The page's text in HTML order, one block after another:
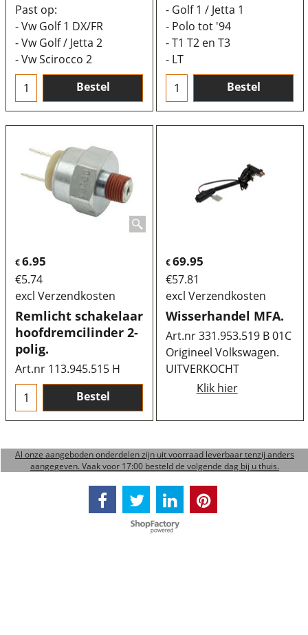
Past op:
- Vw Golf 1 DX/FR
- Vw Golf / Jetta 2
- Vw Scirocco 2
Bestel
- Golf 1 / Jetta 1
- Polo tot '94
- T1 T2 en T3
- LT
Bestel
€6.95
€5.74
excl Verzendkosten
Remlicht schakelaar
hoofdremcilinder 2-
polig.
Art.nr 113.945.515 H
Bestel
€69.95
€57.81
excl Verzendkosten
Wisserhandel MFA.
Art.nr 331.953.519 B 01C
Origineel Volkswagen.
UITVERKOCHT
Klik hier
Al onze aangeboden onderdelen zijn uit voorraad leverbaar tenzij anders
aangegeven. Vaak voor 17:00 besteld de volgende dag bij u thuis.
Webwinkel gemaakt met ShopFactory webwinkel software.